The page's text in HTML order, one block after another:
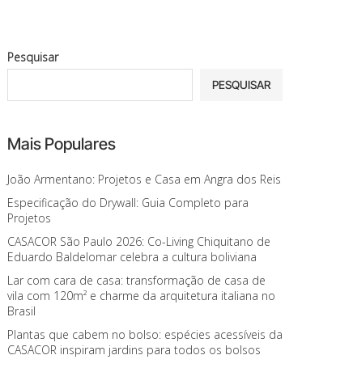
Pesquisar
PESQUISAR
Mais Populares
João Armentano: Projetos e Casa em Angra dos Reis
Especificação do Drywall: Guia Completo para
Projetos
CASACOR São Paulo 2026: Co-Living Chiquitano de
Eduardo Baldelomar celebra a cultura boliviana
Lar com cara de casa: transformação de casa de
vila com 120m² e charme da arquitetura italiana no
Brasil
Plantas que cabem no bolso: espécies acessíveis da
CASACOR inspiram jardins para todos os bolsos